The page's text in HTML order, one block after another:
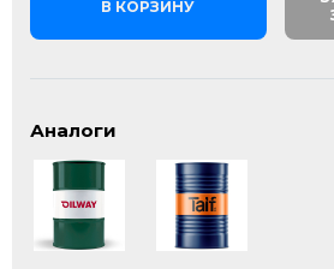
В КОРЗИНУ
Аналоги